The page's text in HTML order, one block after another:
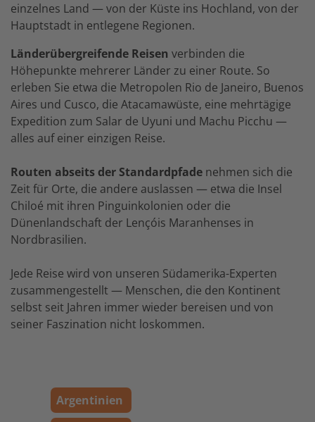
einzelnes Land — von der Küste ins Hochland, von der
Hauptstadt in entlegene Regionen.
Länderübergreifende Reisen verbinden die
Höhepunkte mehrerer Länder zu einer Route. So
erleben Sie etwa die Metropolen Rio de Janeiro, Buenos
Aires und Cusco, die Atacamawüste, eine mehrtägige
Expedition zum Salar de Uyuni und Machu Picchu —
alles auf einer einzigen Reise.
Routen abseits der Standardpfade nehmen sich die
Zeit für Orte, die andere auslassen — etwa die Insel
Chiloé mit ihren Pinguinkolonien oder die
Dünenlandschaft der Lençóis Maranhenses in
Nordbrasilien.
Jede Reise wird von unseren Südamerika-Experten
zusammengestellt — Menschen, die den Kontinent
selbst seit Jahren immer wieder bereisen und von
seiner Faszination nicht loskommen.
Argentinien